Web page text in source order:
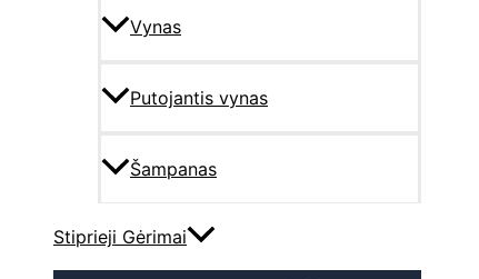
Vynas
Putojantis vynas
Šampanas
Stiprieji Gėrimai